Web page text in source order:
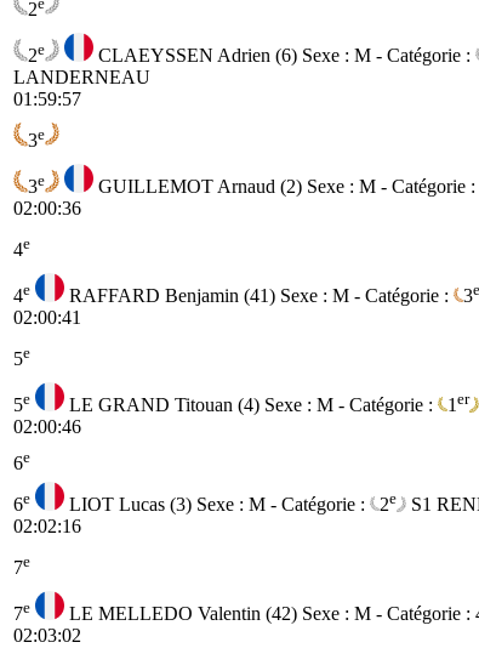
2
2e CLAEYSSEN Adrien (6) Sexe : M - Catégorie :
LANDERNEAU
01:59:57
3e
3e GUILLEMOT Arnaud (2) Sexe : M - Catégorie :
02:00:36
4e
4e RAFFARD Benjamin (41) Sexe : M - Catégorie : 3e
02:00:41
5e
5e LE GRAND Titouan (4) Sexe : M - Catégorie : 1 er
02:00:46
6e
6e LIOT Lucas (3) Sexe : M - Catégorie : 2e S1
02:02:16
7e
7e LE MELLEDO Valentin (42) Sexe : M - Catégorie :
02:03:02